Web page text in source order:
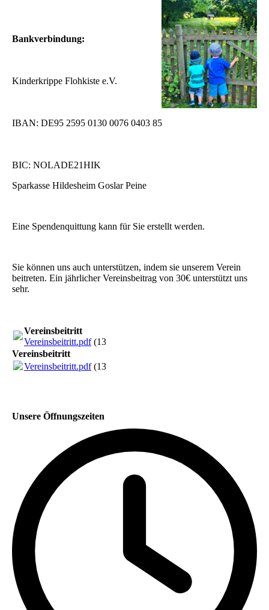
Bankverbindung:
Kinderkrippe Flohkiste e.V.
IBAN: DE95 2595 0130 0076 0403 85
BIC: NOLADE21HIK
Sparkasse Hildesheim Goslar Peine
Eine Spendenquittung kann für Sie erstellt werden.
Sie können uns auch unterstützen, indem sie unserem Verein
beitreten. Ein jährlicher Vereinsbeitrag von 30€ unterstützt uns
sehr.
Vereinsbeitritt
Vereinsbeitritt.pdf(137.1KB)
Vereinsbeitritt
Vereinsbeitritt.pdf(137.1KB)
Unsere Öffnungszeiten